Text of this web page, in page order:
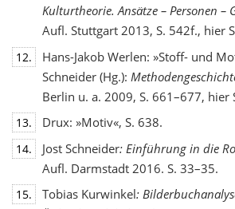
Kulturtheorie. Ansätze – Personen –
Aufl. Stuttgart 2013, S. 542f., hier
12.
Hans-Jakob Werlen: »Stoff- und
Schneider (Hg.):
Berlin u. a. 2009, S. 661–677, hier
13. Drux: »Motiv«, S. 638.
14. Jost Schneider: Einführung in die
Aufl. Darmstadt 2016. S. 33–35.
15. Tobias Kurwinkel: